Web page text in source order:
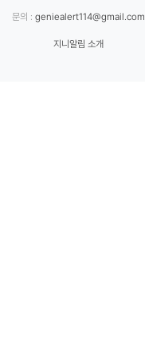
문의 : geniealert114@gmail.com
지니알림 소개